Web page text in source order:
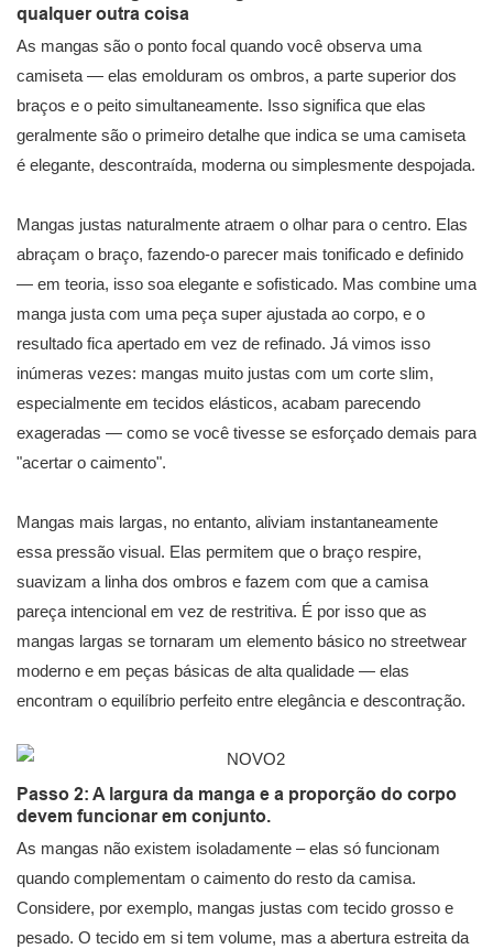
qualquer outra coisa
As mangas são o ponto focal quando você observa uma
camiseta — elas emolduram os ombros, a parte superior dos
braços e o peito simultaneamente. Isso significa que elas
geralmente são o primeiro detalhe que indica se uma camiseta
é elegante, descontraída, moderna ou simplesmente despojada.
Mangas justas naturalmente atraem o olhar para o centro. Elas
abraçam o braço, fazendo-o parecer mais tonificado e definido
— em teoria, isso soa elegante e sofisticado. Mas combine uma
manga justa com uma peça super ajustada ao corpo, e o
resultado fica apertado em vez de refinado. Já vimos isso
inúmeras vezes: mangas muito justas com um corte slim,
especialmente em tecidos elásticos, acabam parecendo
exageradas — como se você tivesse se esforçado demais para
"acertar o caimento".
Mangas mais largas, no entanto, aliviam instantaneamente
essa pressão visual. Elas permitem que o braço respire,
suavizam a linha dos ombros e fazem com que a camisa
pareça intencional em vez de restritiva. É por isso que as
mangas largas se tornaram um elemento básico no streetwear
moderno e em peças básicas de alta qualidade — elas
encontram o equilíbrio perfeito entre elegância e descontração.
Passo 2: A largura da manga e a proporção do corpo
devem funcionar em conjunto.
As mangas não existem isoladamente – elas só funcionam
quando complementam o caimento do resto da camisa.
Considere, por exemplo, mangas justas com tecido grosso e
pesado. O tecido em si tem volume, mas a abertura estreita da